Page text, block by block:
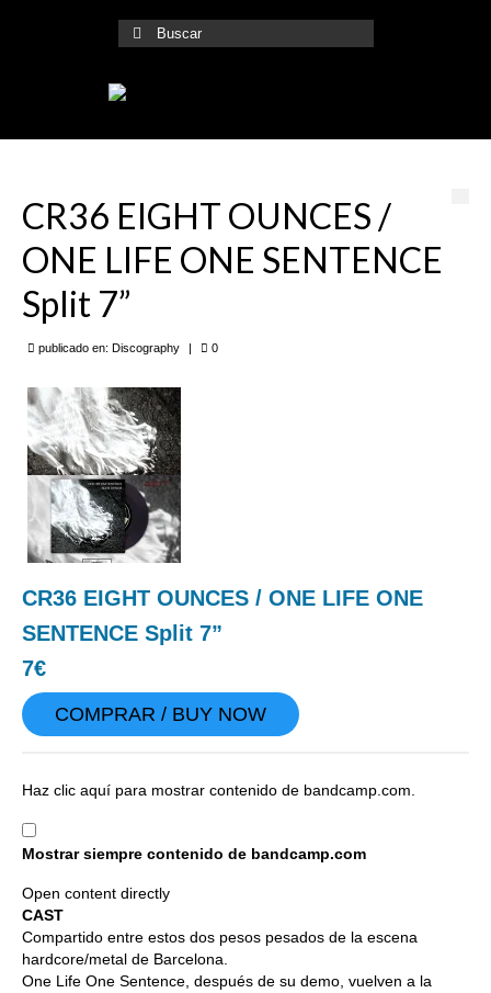
Buscar
por:
CR36 EIGHT OUNCES /
ONE LIFE ONE SENTENCE
Split 7”
publicado en: Discography | 0
CR36 EIGHT OUNCES / ONE LIFE ONE
SENTENCE Split 7”
7€
COMPRAR / BUY NOW
Mostrar
de
bandcamp.com
Haz clic aquí para mostrar contenido de bandcamp.com.
Mostrar siempre contenido de bandcamp.com
Open content directly
CAST
Compartido entre estos dos pesos pesados de la escena
hardcore/metal de Barcelona.
One Life One Sentence, después de su demo, vuelven a la